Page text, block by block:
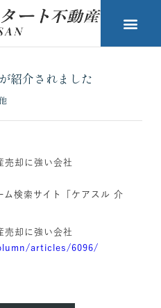
紹介されました
売却に強い会社
ム検索サイト「ケアスル 介
売却に強い会社
articles/6096/